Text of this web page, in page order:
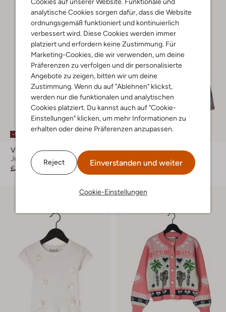
analytische Cookies sorgen dafür, dass die Website
ordnungsgemäß funktioniert und kontinuierlich
verbessert wird. Diese Cookies werden immer
platziert und erfordern keine Zustimmung. Für
Marketing-Cookies, die wir verwenden, um deine
Präferenzen zu verfolgen und dir personalisierte
Angebote zu zeigen, bitten wir um deine
Zustimmung. Wenn du auf "Ablehnen" klickst,
werden nur die funktionalen und analytischen
Cookies platziert. Du kannst auch auf "Cookie-
Einstellungen" klicken, um mehr Informationen zu
erhalten oder deine Präferenzen anzupassen.
Reject Einverstanden und weiter
Cookie-Einstellungen
-50%
Vingino
Jeansjacke
€ 79,99
€ 39,99
Vingino
Blazer
€ 89,99 € 44,99